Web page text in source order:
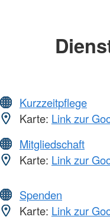
Kurzzeitpflege
Karte: Link zur
Mitgliedschaft
Karte: Link zur
Spenden
Karte: Link zur